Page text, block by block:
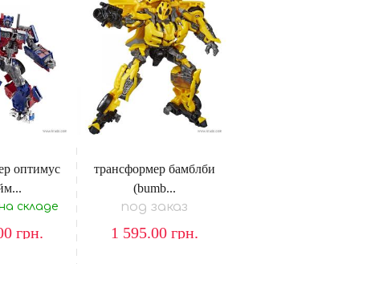
оптимус
складе
грн.
трансформер бамблби
(bumb...
под заказ
1 595.00 грн.